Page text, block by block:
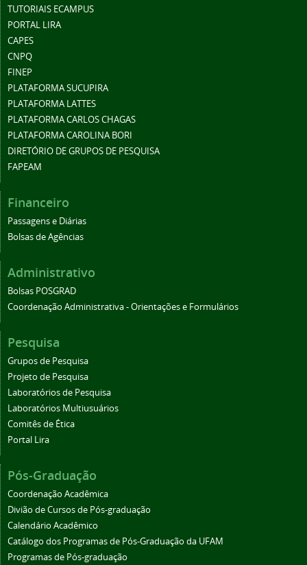
TUTORIAIS ECAMPUS
PORTAL LIRA
CAPES
CNPQ
FINEP
PLATAFORMA SUCUPIRA
PLATAFORMA LATTES
PLATAFORMA CARLOS CHAGAS
PLATAFORMA CAROLINA BORI
DIRETÓRIO DE GRUPOS DE PESQUISA
FAPEAM
Financeiro
Passagens e Diárias
Bolsas de Agências
Administrativo
Bolsas POSGRAD
Coordenação Administrativa - Orientações e Formulários
Pesquisa
Grupos de Pesquisa
Projeto de Pesquisa
Laboratórios de Pesquisa
Laboratórios Multiusuários
Comitês de Ética
Portal Lira
Pós-Graduação
Coordenação Acadêmica
Divião de Cursos de Pós-graduação
Calendário Acadêmico
Catálogo dos Programas de Pós-Graduação da UFAM
Programas de Pós-graduação